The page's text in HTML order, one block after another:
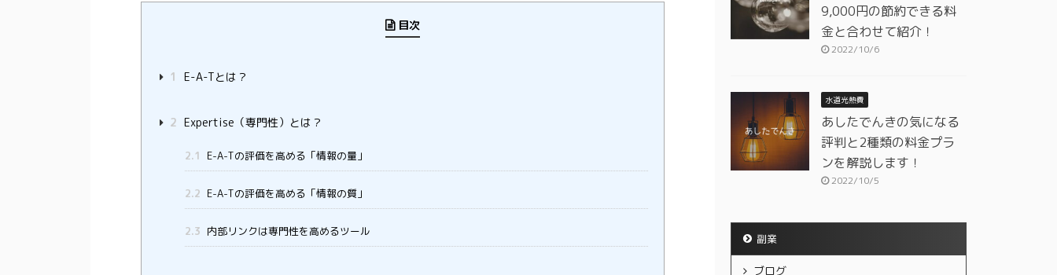
目次
1 E-A-Tとは？
2 Expertise（専門性）とは？
2.1 E-A-Tの評価を高める「情報の量」
2.2 E-A-Tの評価を高める「情報の質」
2.3 内部リンクは専門性を高めるツール
9,000円の節約できる料
金と合わせて紹介！
2022/10/6
水道光熱費
あしたでんきの気になる
評判と2種類の料金プラ
ンを解説します！
2022/10/5
副業
ブログ